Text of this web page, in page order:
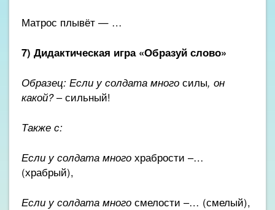
Матрос плывёт — …
7) Дидактическая игра «Образуй слово»
Образец: Если у солдата много силы, он
какой?– сильный!
Также с:
Если у солдата много храбрости –…
(храбрый),
Если у солдата много смелости –… (смелый),